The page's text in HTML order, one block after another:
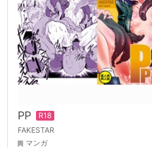
PP
FAKESTAR
マンガ